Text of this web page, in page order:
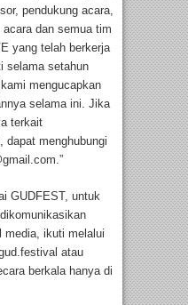
pendukung acara,
dan semua tim
yang telah berkerja
selama setahun
mengucapkan
selama ini. Jika
terkait
dapat menghubungi
.”
GUDFEST, untuk
media, ikuti melalui
atau
berkala hanya di